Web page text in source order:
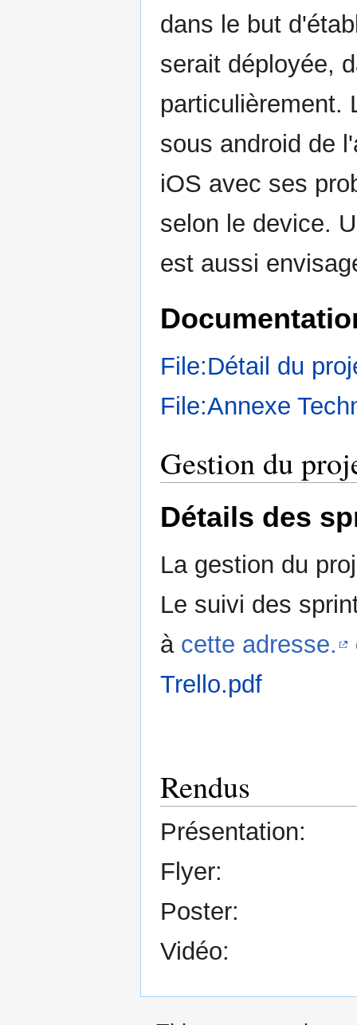
dans le but
serait déployée,
particulièrement.
sous android de
iOS avec ses
selon le device.
est aussi
File:Détail du
File:Annexe
Gestion du
Détails des
La gestion du
Le suivi des
à cette adresse.
Trello.pdf
Rendus
Présentation:
Flyer:
Poster:
Vidéo: